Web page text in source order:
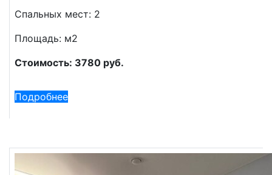
Спальных мест: 2
Площадь: м2
Стоимость: 3780 руб.
Подробнее